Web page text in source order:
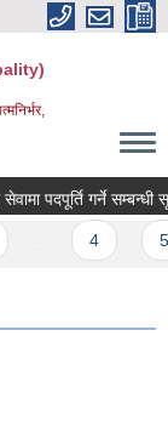
पदपूर्ति गर्ने